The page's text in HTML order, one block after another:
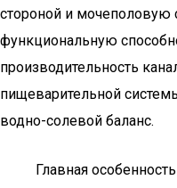
стороной и мочеполовую
функциональную
производительность
пищеварительной
водно-солевой баланс.
Главная